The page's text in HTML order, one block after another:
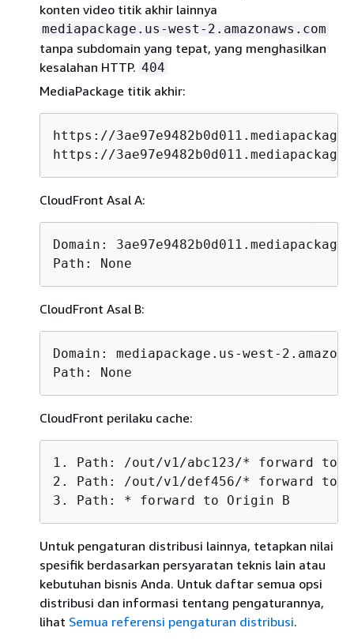
konten video titik akhir lainnya
mediapackage.us-west-2.amazonaws.com
tanpa subdomain yang tepat, yang menghasilkan
kesalahan HTTP. 404
MediaPackage titik akhir:
https://
https://
CloudFront Asal A:
Domain:
Path: None
CloudFront Asal B:
Domain: mediapackage.us-west-
Path: None
CloudFront perilaku cache:
1. Path: /out/v1/abc123/* forward to
2. Path: /out/v1/def456/* forward to
3. Path: * forward to Origin B
Untuk pengaturan distribusi lainnya, tetapkan nilai
spesifik berdasarkan persyaratan teknis lain atau
kebutuhan bisnis Anda. Untuk daftar semua opsi
distribusi dan informasi tentang pengaturannya,
lihat Semua referensi pengaturan distribusi.